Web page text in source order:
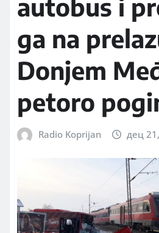
autobus i
ga na
Donjem
petoro
Radio Koprijan дец